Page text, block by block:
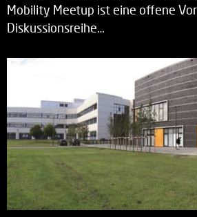
Mobility Meetup ist eine offene
Diskussionsreihe…